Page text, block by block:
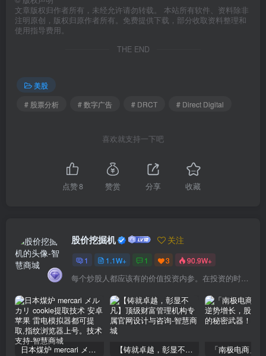
文章版权归作者所有，未经允许请勿转载。 本站所有软件、资料除非
注明原创，版权归原作者所有。免费提供下载，部分收取资料整理和
使用指导费用。
THE END
美股
# 股票分析
# 数字广告 # DRCT # Direct Digital
喜欢就支持一下吧
点赞8 赞赏 分享 收藏
股价挖掘机 关注
1 1.1W+ 1 3 90.9W+
每个炒股人都应该有的价值投资内参。在投资的时候，我们把自己看成是企业分析师——而不是市场分析师，也不是宏观经济分析师，更不是证券分析师。
日本煤炉 mercari メルカリ cookie提取技术 安卓 苹果 雷电模拟器都可提取,指纹浏览器上号。技术支持 【铸就卓越，彰显不凡】顶级财富管理机构专属官网设计与咨询